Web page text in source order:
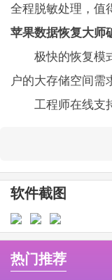
全程脱敏处理，值
苹果数据恢复大师
极快的恢复模式
户的大存储空间需
工程师在线支持
与所有类型的
可以安全恢复而不
苹果数据恢复大师
享受非常好的数
修和bug修复。
确保您的手机数
软件截图
热门推荐